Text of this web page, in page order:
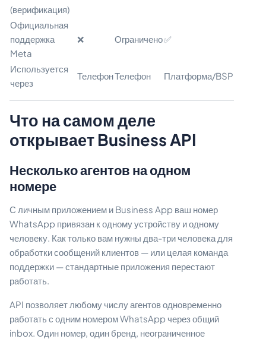
(верификация)
Официальная
поддержка
Meta
❌ Ограничено✅
Используется
через
ТелефонТелефон Платформа/BSP
Что на самом деле
открывает Business API
Несколько агентов на одном
номере
С личным приложением и Business App ваш номер
WhatsApp привязан к одному устройству и одному
человеку. Как только вам нужны два-три человека для
обработки сообщений клиентов — или целая команда
поддержки — стандартные приложения перестают
работать.
API позволяет любому числу агентов одновременно
работать с одним номером WhatsApp через общий
inbox. Один номер, один бренд, неограниченное